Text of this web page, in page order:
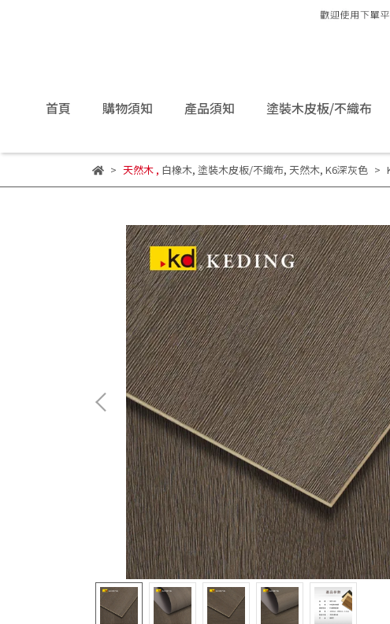
首頁 購物須知 產品須知 塗裝木皮板/不織布
天然木, 白橡木, 塗裝木皮板/不織布, 天然木, K6深灰色